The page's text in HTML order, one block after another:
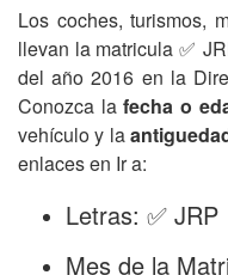
Los coches, turismos,
llevan la matricula ✅
del año 2016 en la
Conozca lafecha o
vehículo y la
enlaces en Ir a:
Letras: ✅ JRP
Mes de la